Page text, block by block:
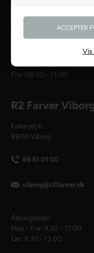
Vis
webshop@r2.dk
Man - tors: 08.00 - 16.00
Fre: 08.00 - 13.00
R2 Farver
Falkevej 6
8800 Viborg
86 61 01 00
viborg@r2farver.dk
Åbningstider
Man - Fre: 9.30 - 17.00
Lør: 9.30 - 13.00